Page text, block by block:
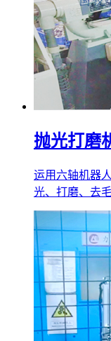
抛光打磨
运用六轴机器
光、打磨、去